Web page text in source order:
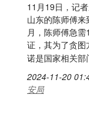
11月19日，记
山东的陈师傅
月，陈师傅急
证，其为了贪图
诺是国家相关部
2024-11-20
安局